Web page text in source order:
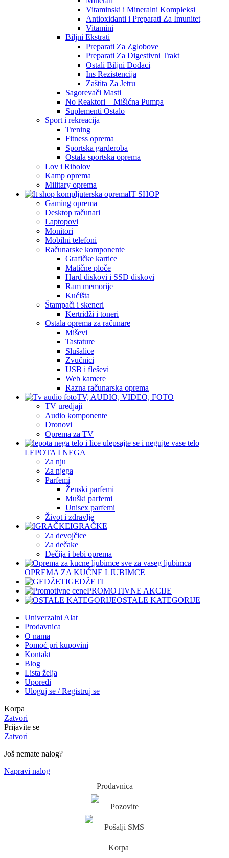
Vitaminski i Mineralni Kompleksi
Antioxidanti i Preparati Za Imunitet
Vitamini
Biljni Ekstrati
Preparati Za Zglobove
Preparati Za Digestivni Trakt
Ostali Biljni Dodaci
Ins Rezistencija
Zaštita Za Jetru
Sagorevači Masti
No Reaktori – Mišićna Pumpa
Suplementi Ostalo
Sport i rekreacija
Trening
Fitness oprema
Sportska garderoba
Ostala sportska oprema
Lov i Ribolov
Kamp oprema
Military oprema
IT SHOP
Gaming oprema
Desktop računari
Laptopovi
Monitori
Mobilni telefoni
Računarske komponente
Grafičke kartice
Matične ploče
Hard diskovi i SSD diskovi
Ram memorije
Kućišta
Štampači i skeneri
Kertridži i toneri
Ostala oprema za računare
Miševi
Tastature
Slušalice
Zvučnici
USB i fleševi
Web kamere
Razna računarska oprema
TV, AUDIO, VIDEO, FOTO
TV uredjaji
Audio komponente
Dronovi
Oprema za TV
LEPOTA I NEGA
Za nju
Za njega
Parfemi
Ženski parfemi
Muški parfemi
Unisex parfemi
Život i zdravlje
IGRAČKE
Za devojčice
Za dečake
Dečija i bebi oprema
OPREMA ZA KUĆNE LJUBIMCE
GEDŽETI
PROMOTIVNE AKCIJE
OSTALE KATEGORIJE
Univerzalni Alat
Prodavnica
O nama
Pomoć pri kupovini
Kontakt
Blog
Lista želja
Uporedi
Uloguj se / Registruj se
Korpa
Zatvori
Prijavite se
Zatvori
Još nemate nalog?
Napravi nalog
Prodavnica
Pozovite
Pošalji SMS
Korpa